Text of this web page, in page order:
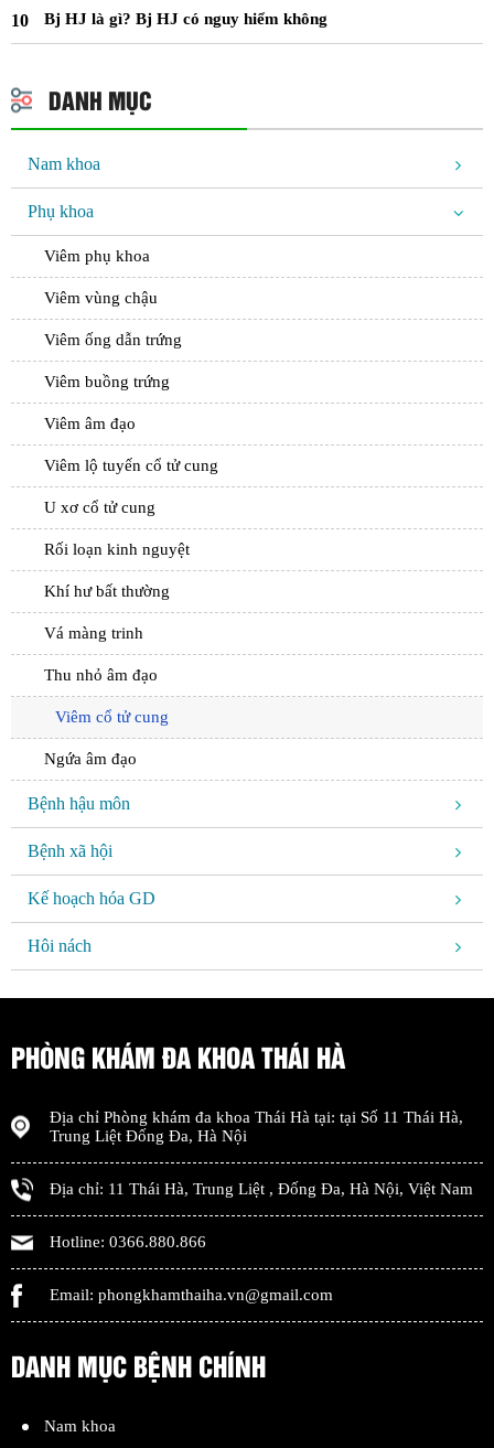
Bj HJ là gì? Bj HJ có nguy hiểm không
DANH MỤC
Nam khoa
Phụ khoa
Viêm phụ khoa
Viêm vùng chậu
Viêm ống dẫn trứng
Viêm buồng trứng
Viêm âm đạo
Viêm lộ tuyến cổ tử cung
U xơ cổ tử cung
Rối loạn kinh nguyệt
Khí hư bất thường
Vá màng trinh
Thu nhỏ âm đạo
Viêm cổ tử cung
Ngứa âm đạo
Bệnh hậu môn
Bệnh xã hội
Kế hoạch hóa GD
Hôi nách
PHÒNG KHÁM ĐA KHOA THÁI HÀ
Địa chỉ Phòng khám đa khoa Thái Hà tại: tại Số 11 Thái Hà,
Trung Liệt Đống Đa, Hà Nội
Địa chỉ: 11 Thái Hà, Trung Liệt , Đống Đa, Hà Nội, Việt Nam
Hotline: 0366.880.866
Email: phongkhamthaiha.vn@gmail.com
DANH MỤC BỆNH CHÍNH
Nam khoa